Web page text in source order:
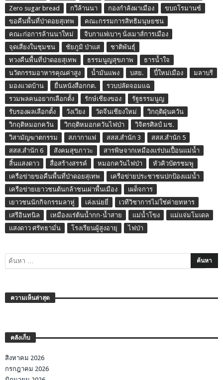
Zero sugar bread
กวีล้านนา กองกำลังผาเมือง
ขบถโรมานซ์
ขอคืนพื้นที่ป่าดอยสุเทพ
คณะกรรมการสิทธิมนุษยชน
คณะก่อการล้านนาใหม่
จิบกาแฟเบาๆ นั่งเมาส์การเมือง
จุดเสี่ยงในชุมชน
ชัยภูมิ ป่าแส
ชาติพันธุ์
ทวงคืนพื้นที่ป่าดอยสุเทพ
ธรรมนูญสุขภาพ
ธารน้ำใจ
นวัตกรรมอาหารคุณค่าสูง
น้ำมันแพง บสย. ปี๋ใหม่เมือง
มลาบรี
มองแวดบ้าน
ยื่นหนังสือกกต.
รวบปลัดจอมแฉ
รวมพลคนอยากเลือกตั้ง
รักษ์เชียงของ
รัฐธรรมนูญ
รับรองผลเลือกตั้ง
วังเวียง วัดจีนเชียงใหม่
วิกฤติฝุ่นควัน
วิกฤติหมอกควัน
วิกฤติหมอกควันไฟป่า
วิจิตรศิลป์ มช.
วิสามัญฆาตกรรม
สภากาแฟ สสส.สำนัก 3
สสส.สำนัก 5
สสส.สำนัก 6
สังคมสุขภาวะ
สารพิษจากเหมืองแร่ปนเปื้อนแม่น้ำ
สิ้นแสงดาว
สื่อสร้างสรรค์ หมอกควันไฟป่า
หัวคิวบัตรชมพู
เครือข่ายขอคืนพื้นที่ป่าดอยสุเทพ
เครือข่ายประชาชนปกป้องแม่น้ำ
เครือข่ายเยาวชนต้นกล้าชนเผ่าพื้นเมือง
เผด็จการ
เยาวชนนักกิจกรรมลาหู่
เล่งเน่ยยี่
เวทีวิชาการไม่ใช่ค่ายทหาร
เสรีอินทนิล
เหมืองแร่ต้นน้ำกก-น้ำสาย แม่น้ำโขง
แม่แจ่มโมเดล
แสงดาว ศรัทธามั่น
โรงเรียนผู้สูงอายุ ไฟป่า
ความเห็นล่าสุด
คลังเก็บ
สิงหาคม 2026
กรกฎาคม 2026